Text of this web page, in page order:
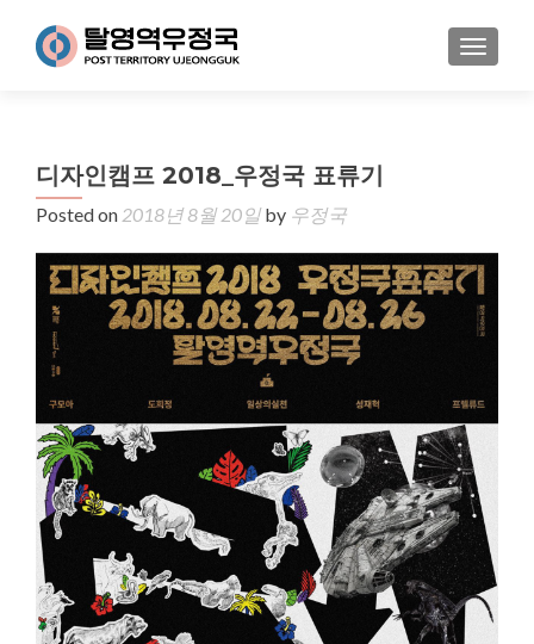
MENU
디자인캠프 2018_우정국 표류기
Posted on 2018년 8월 20일by 우정국